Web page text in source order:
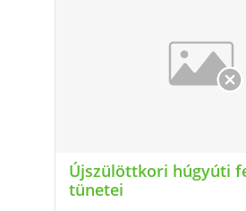
Újszülöttkori húgyúti
tünetei